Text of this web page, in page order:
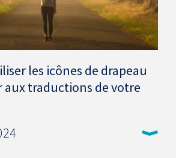
les icônes de drapeau
aux traductions de votre